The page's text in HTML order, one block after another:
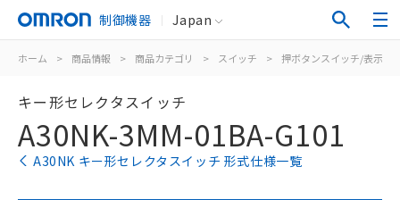
制御機器 Japan
ホーム > 商品情報 > 商品カテゴリ > スイッチ > 押ボタンスイッチ/表示灯
キー形セレクタスイッチ
A30NK-3MM-01BA-G101
A30NK キー形セレクタスイッチ 形式仕様一覧